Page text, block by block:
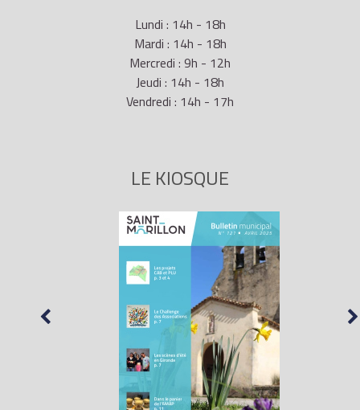
Lundi : 14h - 18h
Mardi : 14h - 18h
Mercredi : 9h - 12h
Jeudi : 14h - 18h
Vendredi : 14h - 17h
LE KIOSQUE